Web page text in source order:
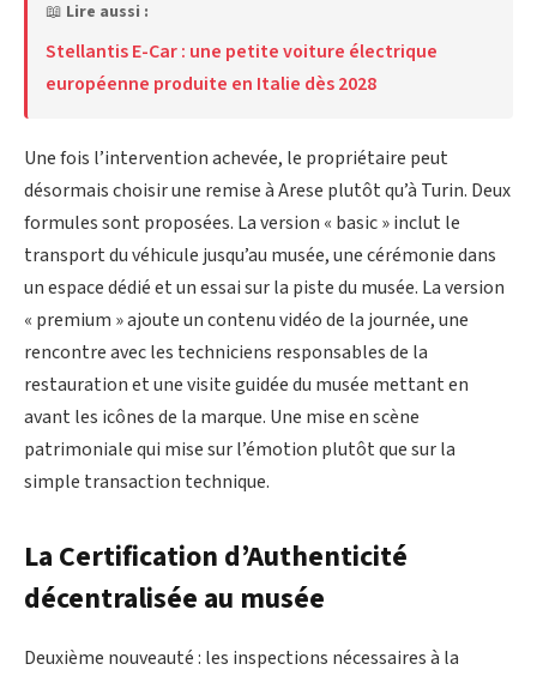
📖 Lire aussi :
Stellantis E-Car : une petite voiture électrique
européenne produite en Italie dès 2028
Une fois l’intervention achevée, le propriétaire peut
désormais choisir une remise à Arese plutôt qu’à Turin. Deux
formules sont proposées. La version « basic » inclut le
transport du véhicule jusqu’au musée, une cérémonie dans
un espace dédié et un essai sur la piste du musée. La version
« premium » ajoute un contenu vidéo de la journée, une
rencontre avec les techniciens responsables de la
restauration et une visite guidée du musée mettant en
avant les icônes de la marque. Une mise en scène
patrimoniale qui mise sur l’émotion plutôt que sur la
simple transaction technique.
La Certification d’Authenticité
décentralisée au musée
Deuxième nouveauté : les inspections nécessaires à la